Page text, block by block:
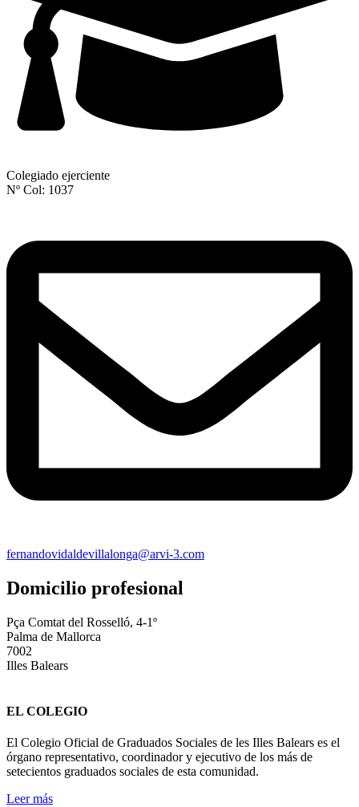
Colegiado ejerciente
Nº Col: 1037
fernandovidaldevillalonga@arvi-3.com
Domicilio profesional
Pça Comtat del Rosselló, 4-1º
Palma de Mallorca
7002
Illes Balears
EL COLEGIO
El Colegio Oficial de Graduados Sociales de les Illes Balears es el
órgano representativo, coordinador y ejecutivo de los más de
setecientos graduados sociales de esta comunidad.
Leer más